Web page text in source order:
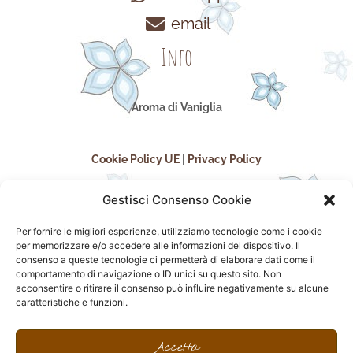
Gestisci Consenso Cookie
Per fornire le migliori esperienze, utilizziamo tecnologie come i cookie
per memorizzare e/o accedere alle informazioni del dispositivo. Il
consenso a queste tecnologie ci permetterà di elaborare dati come il
comportamento di navigazione o ID unici su questo sito. Non
acconsentire o ritirare il consenso può influire negativamente su alcune
caratteristiche e funzioni.
Accetta
email
Info
Aroma di Vaniglia
Cookie Policy UE Privacy Policy
seguici sui social
F
I
n
P
i
F